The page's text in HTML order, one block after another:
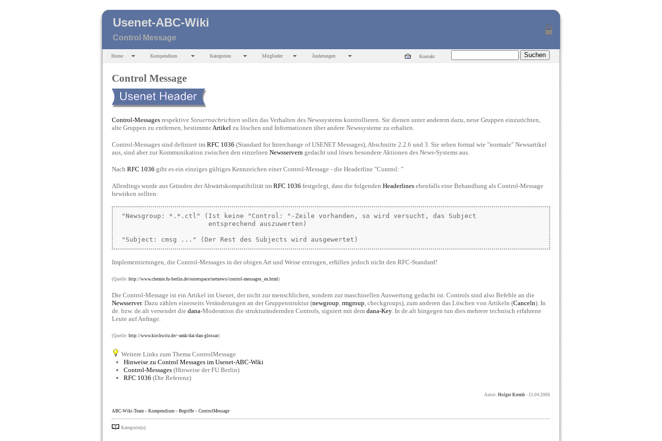
Usenet-ABC-Wiki
Control Message
Home Kompendium Kategorien Mitglieder Änderungen Kontakt
Control Message
Control-Messages respektive Steuernachrichten sollen das Verhalten des Newssystems kontrollieren. Sie dienen unter anderem dazu, neue Gruppen einzurichten,
alte Gruppen zu entfernen, bestimmteArtikel zu löschen und Informationen über andere Newssysteme zu erhalten.
Control-Messages sind definiert im RFC 1036 (Standard for Interchange of USENET Messages), Abschnitte 2.2.6 und 3. Sie sehen formal wie "normale" Newsartikel
aus, sind aber zur Kommunikation zwischen den einzelnen Newsservern gedacht und lösen besondere Aktionen des News-Systems aus.
Nach RFC 1036 gibt es ein einziges gültiges Kennzeichen einer Control-Message - die Headerline "Control: "
Allerdings wurde aus Gründen der Abwärtskompatibilität im RFC 1036 festgelegt, dass die folgenden Headerlines ebenfalls eine Behandlung als Control-Message
bewirken sollten:
"Newsgroup: *.*.ctl" (Ist keine "Control: "-Zeile vorhanden, so wird versucht, das Subject
                       entsprechend auszuwerten)
Implementierungen, die Control-Messages in der obigen Art und Weise erzeugen, erfüllen jedoch nicht den RFC-Standard!
(Quelle: http://www.chemie.fu-berlin.de/outerspace/netnews/control-messages_en.html )
Die Control-Message ist ein Artikel im Usenet, der nicht zur menschlichen, sondern zur maschinellen Auswertung gedacht ist. Controls sind also Befehle an die
Newsserver. Dazu zählen einerseits Veränderungen an der Gruppenstruktur (newgroup, rmgroup, checkgroups), zum anderen das Löschen von Artikeln (Canceln). In
de. bzw. de.alt versendet die dana-Moderation die strukturändernden Controls, signiert mit dem dana-Key. In de.alt hingegen tun dies mehrere technisch erfahrene
Leute auf Anfrage.
(Quelle: http://www.kirchwitz.de/~amk/dai/dan-glossar)
Weitere Links zum Thema ControlMessage
Hinweise zu Control Messages im Usenet-ABC-Wiki
Control-Messages (Hinweise der FU Berlin)
RFC 1036 (Die Referenz)
Autor: Holger Kremb - 15.04.2006
ABC-Wiki-Team » Kompendium » Begriffe » ControlMessage
Kategorie(n):